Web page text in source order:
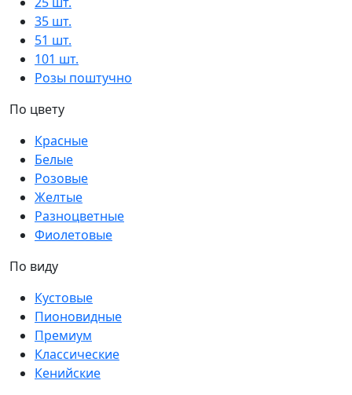
35 шт.
51 шт.
101 шт.
Розы поштучно
По цвету
Красные
Белые
Розовые
Желтые
Разноцветные
Фиолетовые
По виду
Кустовые
Пионовидные
Премиум
Классические
Кенийские